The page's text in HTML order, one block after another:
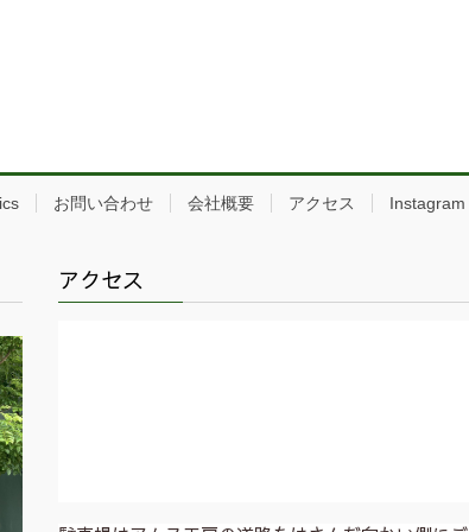
お問い合わせ 会社概要 アクセス Instagram
アクセス